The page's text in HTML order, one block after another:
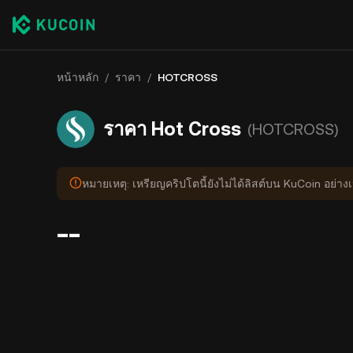
หน้าหลัก / ราคา / HOTCROSS
ราคา Hot Cross (HOTCROSS)
หมายเหตุ: เหรียญคริปโตนี้ยังไม่ได้ลิสต์บน KuCoin อย่าง
--